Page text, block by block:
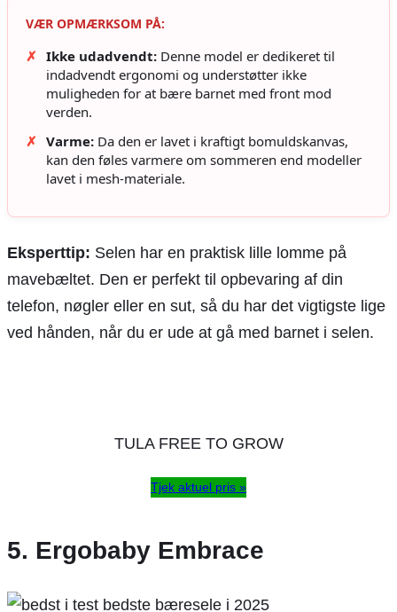
VÆR OPMÆRKSOM PÅ:
✗ Ikke udadvendt: Denne model er dedikeret til
indadvendt ergonomi og understøtter ikke
muligheden for at bære barnet med front mod
verden.
✗ Varme: Da den er lavet i kraftigt bomuldskanvas,
kan den føles varmere om sommeren end modeller
lavet i mesh-materiale.
Eksperttip: Selen har en praktisk lille lomme på
mavebæltet. Den er perfekt til opbevaring af din
telefon, nøgler eller en sut, så du har det vigtigste lige
ved hånden, når du er ude at gå med barnet i selen.
TULA FREE TO GROW
Tjek aktuel pris »
5. Ergobaby Embrace